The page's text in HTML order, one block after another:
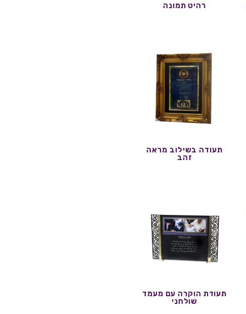
רהיט תמונה
תעודה בשילוב מראה
זהב
תעודת הוקרה עם מעמד
שולחני